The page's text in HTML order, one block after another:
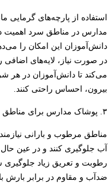
استفاده از پارچه‌های گرمایی
مدارس در مناطق سرد اهمیت
دانش‌آموزان این امکان را
در صورت نیاز، لایه‌های اضافی
می‌کند تا دانش‌آموزان در هر
بیرون، احساس راحتی کنند.
۳. پوشاک مدارس برای مناطق مرطوب و بارانی
مناطق مرطوب و بارانی
آب جلوگیری کنند و در عین
رطوبت و تعریق زیاد
ضدآب و مقاوم در برابر بارش